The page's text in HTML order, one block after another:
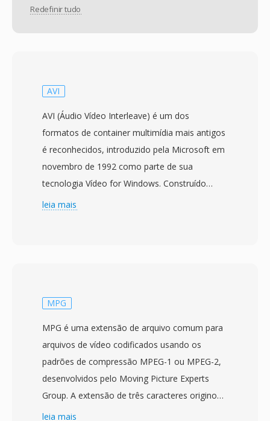
Redefinir tudo
AVI
AVI (Áudio Vídeo Interleave) é um dos
formatos de container multimídia mais antigos
é reconhecidos, introduzido pela Microsoft em
novembro de 1992 como parte de sua
tecnologia Vídeo for Windows. Construído
sobre a estrutura Resource Interchange File
que significa que pode conter vídeo
desde os antigos Cinepak é Indeo até os
modernos DivX, Xvid é fluxos H.264. Essa
flexibilidade contribuiu para a adoção
generalizada em computadores pessoais ao
longo dos anos 1990 é 2000. Uma
leia mais
MPG
MPG é uma extensão de arquivo comum para
arquivos de vídeo codificados usando os
padrões de compressão MPEG-1 ou MPEG-2,
desenvolvidos pelo Moving Picture Experts
Group. A extensão de três caracteres originou-
se dos sistemas de arquivos iniciais do
leia mais